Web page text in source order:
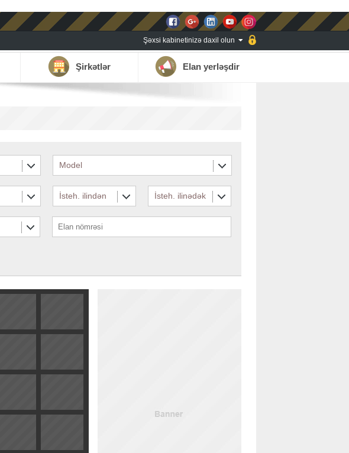
Şəxsi kabinetinizə daxil olun
Şirkətlər Elan yerləşdir
Model
İsteh. ilindən İsteh. ilinədək